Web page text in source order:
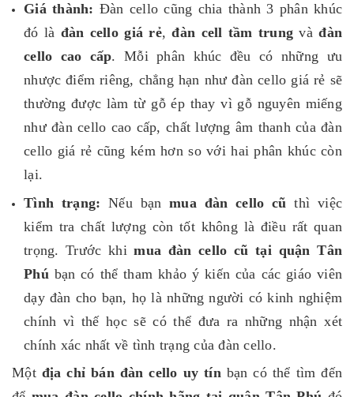
Giá thành: Đàn cello cũng chia thành 3 phân khúc
đó là đàn cello giá rẻ,đàn cell tầm trungvàđàn
cello cao cấp. Mỗi phân khúc đều có những ưu
nhược điểm riêng, chẳng hạn như đàn cello giá rẻ sẽ
thường được làm từ gỗ ép thay vì gỗ nguyên miếng
như đàn cello cao cấp, chất lượng âm thanh của đàn
cello giá rẻ cũng kém hơn so với hai phân khúc còn
lại.
Tình trạng: Nếu bạnmua đàn cello cũ thì việc
kiểm tra chất lượng còn tốt không là điều rất quan
trọng. Trước khi mua đàn cello cũ tại quận Tân
Phú bạn có thể tham khảo ý kiến của các giáo viên
dạy đàn cho bạn, họ là những người có kinh nghiệm
chính vì thế học sẽ có thể đưa ra những nhận xét
chính xác nhất về tình trạng của đàn cello.
Một địa chỉ bán đàn cello uy tínbạn có thể tìm đến